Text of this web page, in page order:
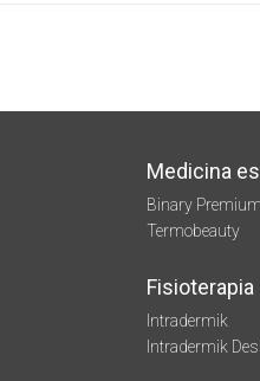
Medicina
Binary Premium
Termobeauty
Fisioterapia
Intradermik
Intradermik